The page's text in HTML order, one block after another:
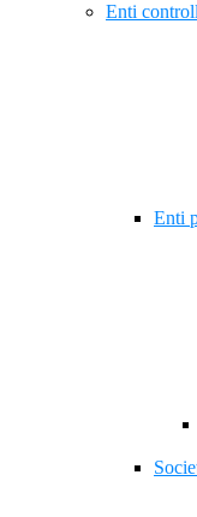
Enti
Enti